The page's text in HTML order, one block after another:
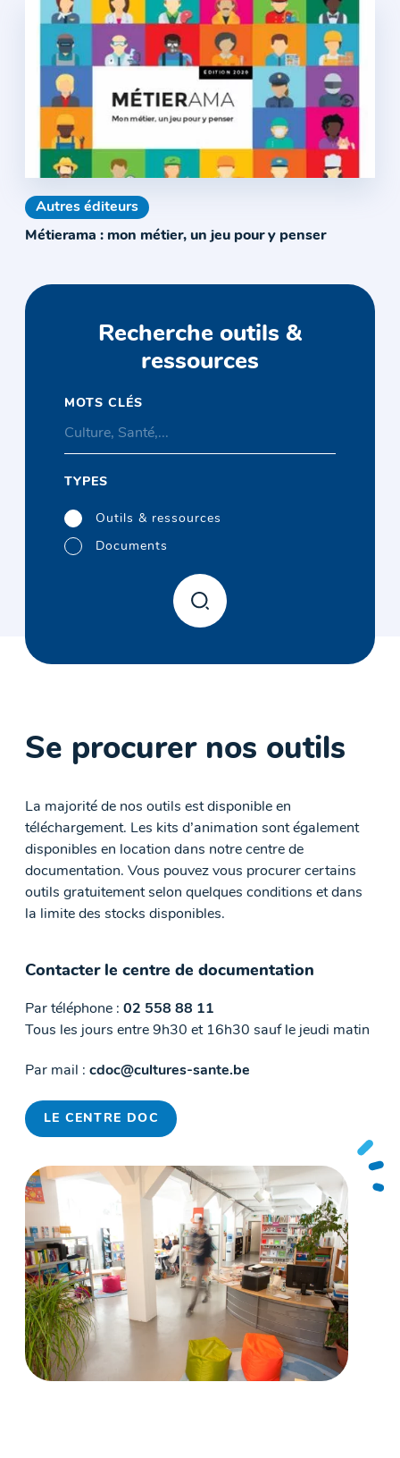
Autres éditeurs
Métierama : mon métier, un jeu pour y penser
Recherche outils &
ressources
MOTS CLÉS
TYPES
Outils & ressources
Documents
Se procurer nos outils
La majorité de nos outils est disponible en
téléchargement. Les kits d’animation sont également
disponibles en location dans notre centre de
documentation. Vous pouvez vous procurer certains
outils gratuitement selon quelques conditions et dans
la limite des stocks disponibles.
Contacter le centre de documentation
Par téléphone : 02 558 88 11
Tous les jours entre 9h30 et 16h30 sauf le jeudi matin
Par mail : cdoc@cultures-sante.be
LE CENTRE DOC